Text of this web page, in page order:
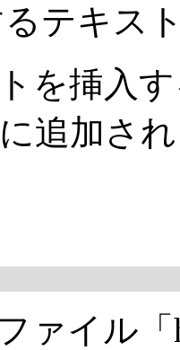
テキス
を挿入
追加さ
ァイル「